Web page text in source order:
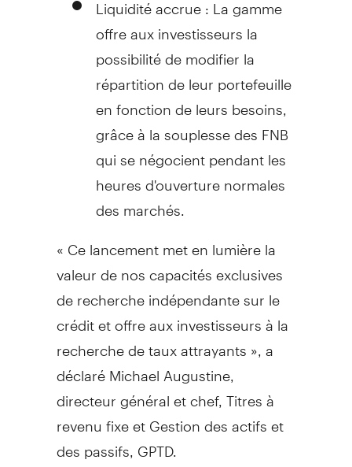
offre aux investisseurs la
possibilité de modifier la
répartition de leur portefeuille
en fonction de leurs besoins,
grâce à la souplesse des FNB
qui se négocient pendant les
heures d'ouverture normales
des marchés.
« Ce lancement met en lumière la
valeur de nos capacités exclusives
de recherche indépendante sur le
crédit et offre aux investisseurs à la
recherche de taux attrayants », a
déclaréMichael Augustine,
directeur général et chef, Titres à
revenu fixe et Gestion des actifs et
des passifs, GPTD.